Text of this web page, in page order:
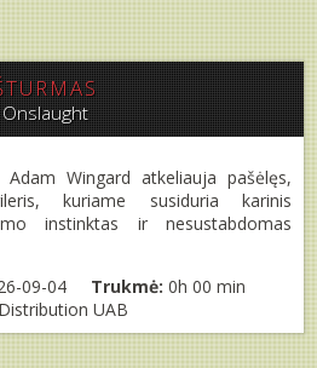
Onslaught
Wingard atkeliauja pašėlęs,
kuriame susiduria karinis
instinktas ir nesustabdomas
09-04 Trukmė: 0h 00 min
UAB